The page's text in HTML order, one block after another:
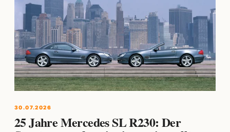
30.07.2026
25 Jahre Mercedes SL R230: Der